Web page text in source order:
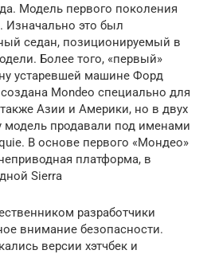
Модель первого поколения
Изначально это был
седан, позиционируемый в
Более того, «первый»
устаревшей машине Форд
Mondeo специально для
Азии и Америки, но в двух
модель продавали под именами
В основе первого «Мондео»
платформа, в
Sierra
разработчики
внимание безопасности.
версии хэтчбек и